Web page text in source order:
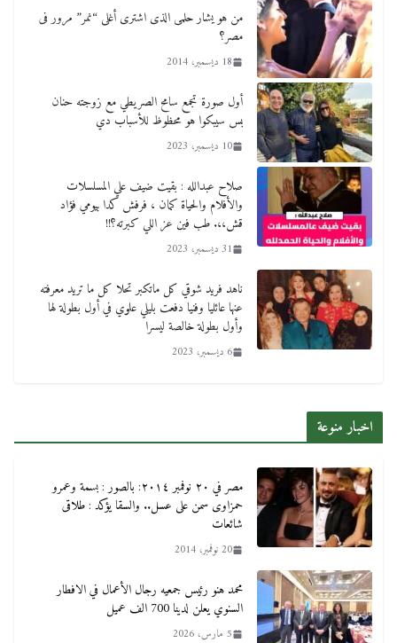
من هو يشار حلمى الذى اشترى أغلى “نمر” مرور فى
مصر؟
18 ديسمبر، 2014
أول صورة تجمع سامح الصريطي مع زوجته حنان
بس سيبكوا هو محظوظ للأسباب دي
10 ديسمبر، 2023
صلاح عبدالله : بقيت ضيف علي المسلسلات
والأفلام والحياة كمان ، فرفش كدا بيومي فؤاد
قش،،. طب فين عز اللي كبرته؟!!
31 ديسمبر، 2023
ناهد فريد شوقي كل ماتكبر تحلا كل ما تريد معرفته
عنها عائليا وفنيا دفعت بليلي علوي في أول بطولة لها
وأول بطولة خالصة ليسرا
6 ديسمبر، 2023
اخبار منوعة
مصر في ٢٠ نوفمبر ٢٠١٤: بالصور : بسمة وعمرو
حمزاوى سمن على عسل.. والسقا يؤكد : طلاقى
شائعات
20 نوفمبر، 2014
محمد هنو رئيس جمعيه رجال الأعمال في الافطار
السنوي يعلن لدينا 700 الف عميل
5 مارس، 2026